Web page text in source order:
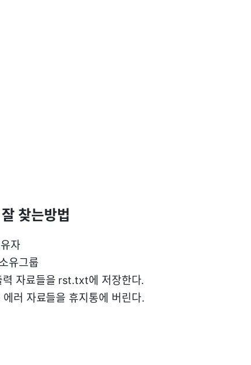
찾는방법
자
유그룹
자료들을 rst.txt에 저장한다.
러 자료들을 휴지통에 버린다.